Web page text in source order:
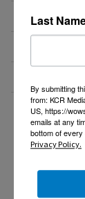
미국 전역 한국
더보기 >>
Last
By submitting
from: KCR
US, https://
emails at any
bottom of every
Privacy Policy.